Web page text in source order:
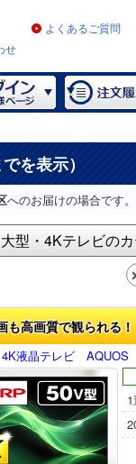
よくあるご質問
せ
を表示）
へのお届けの場合です。
大型・4Kテレビの
も高画質で観られる！
液晶テレビ